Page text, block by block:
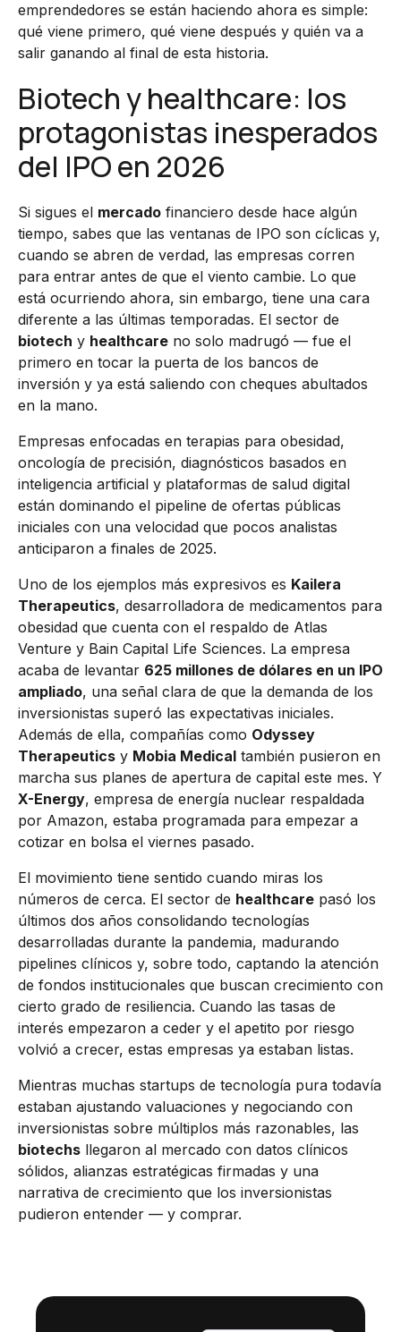
emprendedores se están haciendo ahora es simple:
qué viene primero, qué viene después y quién va a
salir ganando al final de esta historia.
Biotech y healthcare: los
protagonistas inesperados
del IPO en 2026
Si sigues el mercado financiero desde hace algún
tiempo, sabes que las ventanas de IPO son cíclicas y,
cuando se abren de verdad, las empresas corren
para entrar antes de que el viento cambie. Lo que
está ocurriendo ahora, sin embargo, tiene una cara
diferente a las últimas temporadas. El sector de
biotech y healthcare no solo madrugó — fue el
primero en tocar la puerta de los bancos de
inversión y ya está saliendo con cheques abultados
en la mano.
Empresas enfocadas en terapias para obesidad,
oncología de precisión, diagnósticos basados en
inteligencia artificial y plataformas de salud digital
están dominando el pipeline de ofertas públicas
iniciales con una velocidad que pocos analistas
anticiparon a finales de 2025.
Uno de los ejemplos más expresivos es Kailera
Therapeutics, desarrolladora de medicamentos para
obesidad que cuenta con el respaldo de Atlas
Venture y Bain Capital Life Sciences. La empresa
acaba de levantar 625 millones de dólares en un IPO
ampliado, una señal clara de que la demanda de los
inversionistas superó las expectativas iniciales.
Además de ella, compañías como Odyssey
Therapeutics y Mobia Medical también pusieron en
marcha sus planes de apertura de capital este mes. Y
X-Energy, empresa de energía nuclear respaldada
por Amazon, estaba programada para empezar a
cotizar en bolsa el viernes pasado.
El movimiento tiene sentido cuando miras los
números de cerca. El sector de healthcare pasó los
últimos dos años consolidando tecnologías
desarrolladas durante la pandemia, madurando
pipelines clínicos y, sobre todo, captando la atención
de fondos institucionales que buscan crecimiento con
cierto grado de resiliencia. Cuando las tasas de
interés empezaron a ceder y el apetito por riesgo
volvió a crecer, estas empresas ya estaban listas.
Mientras muchas startups de tecnología pura todavía
estaban ajustando valuaciones y negociando con
inversionistas sobre múltiplos más razonables, las
biotechs llegaron al mercado con datos clínicos
sólidos, alianzas estratégicas firmadas y una
narrativa de crecimiento que los inversionistas
pudieron entender — y comprar.